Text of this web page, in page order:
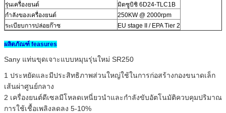
รุ่นเครื่องยนต์
มิตซูบิชิ 6D24-TLC1B
กำลังของเครื่องยนต์
250KW @ 2000rpm
ระเบียบการปล่อยก๊าซ
EU stage II / EPA Tier 2
ผลิตภัณฑ์ feasures
Sany แท่นขุดเจาะแบบหมุนรุ่นใหม่ SR250
1 ประหยัดและมีประสิทธิภาพส่วนใหญ่ใช้ในการก่อสร้างกองขนาดเล็ก
เส้นผ่าศูนย์กลาง
2 เครื่องยนต์ดีเซลมีโหลดเหนี่ยวนำและกำลังขับอัตโนมัติควบคุมปริมาณ
การใช้เชื้อเพลิงลดลง 5-10%